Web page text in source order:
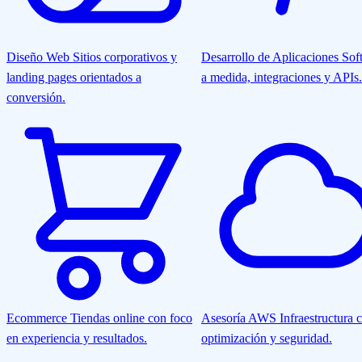
Diseño Web Sitios corporativos y
landing pages orientados a
conversión.
Desarrollo de Aplicaciones
a medida, integraciones y APIs.
Ecommerce Tiendas online con foco
en experiencia y resultados.
Asesoría AWS Infraestructura
optimización y seguridad.